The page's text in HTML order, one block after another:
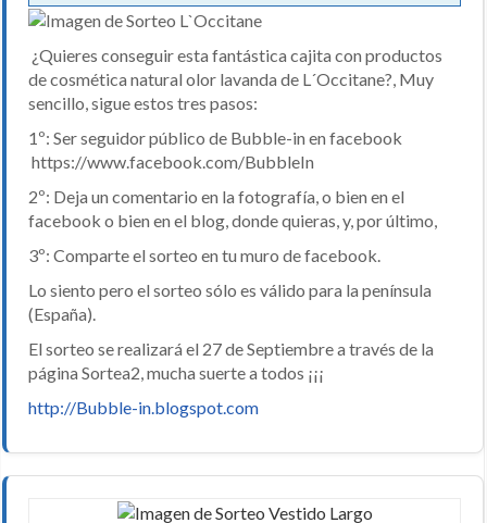
¿Quieres conseguir esta fantástica cajita con productos
de cosmética natural olor lavanda de L´Occitane?, Muy
sencillo, sigue estos tres pasos:
1º: Ser seguidor público de Bubble-in en facebook
https://www.facebook.com/BubbleIn
2º: Deja un comentario en la fotografía, o bien en el
facebook o bien en el blog, donde quieras, y, por último,
3º: Comparte el sorteo en tu muro de facebook.
Lo siento pero el sorteo sólo es válido para la península
(España).
El sorteo se realizará el 27 de Septiembre a través de la
página Sortea2, mucha suerte a todos ¡¡¡
http://Bubble-in.blogspot.com